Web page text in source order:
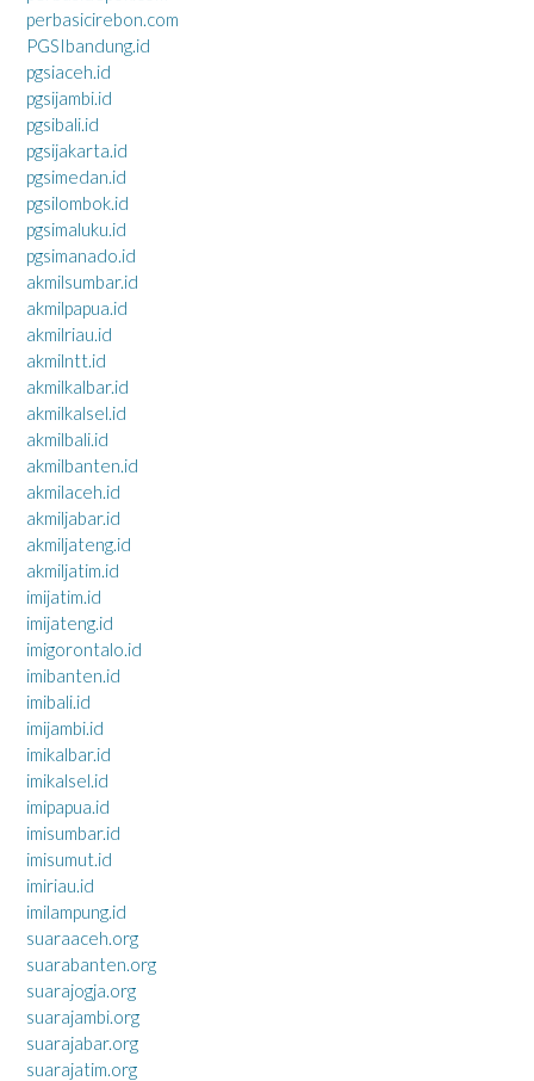
perbasicirebon.com
PGSIbandung.id
pgsiaceh.id
pgsijambi.id
pgsibali.id
pgsijakarta.id
pgsimedan.id
pgsilombok.id
pgsimaluku.id
pgsimanado.id
akmilsumbar.id
akmilpapua.id
akmilriau.id
akmilntt.id
akmilkalbar.id
akmilkalsel.id
akmilbali.id
akmilbanten.id
akmilaceh.id
akmiljabar.id
akmiljateng.id
akmiljatim.id
imijatim.id
imijateng.id
imigorontalo.id
imibanten.id
imibali.id
imijambi.id
imikalbar.id
imikalsel.id
imipapua.id
imisumbar.id
imisumut.id
imiriau.id
imilampung.id
suaraaceh.org
suarabanten.org
suarajogja.org
suarajambi.org
suarajabar.org
suarajatim.org